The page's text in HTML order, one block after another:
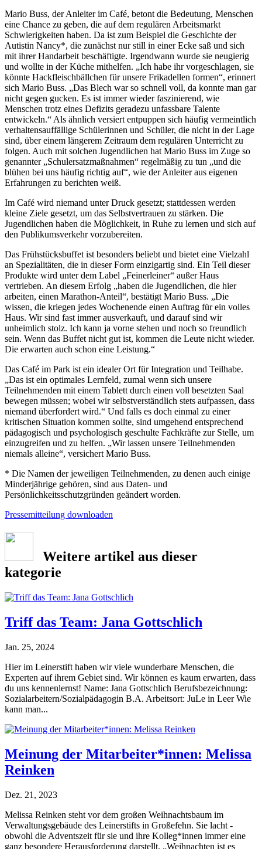
Mario Buss, der Anleiter im Café, betont die Bedeutung, Menschen
eine Chance zu geben, die auf dem regulären Arbeitsmarkt
Schwierigkeiten haben. Da ist zum Beispiel die Geschichte der
Autistin Nancy*, die zunächst nur still in einer Ecke saß und sich
mit ihrer Handarbeit beschäftigte. Irgendwann wurde sie neugierig
und wollte in der Küche mithelfen. „Ich habe ihr vorgeschlagen, sie
könnte Hackfleischbällchen für unsere Frikadellen formen“, erinnert
sich Mario Buss. „Das Blech war so schnell voll, da konnte man gar
nicht gegen gucken. Es ist immer wieder faszinierend, wie
Menschen trotz eines Defizits geradezu unfassbare Talente
entwickeln.“ Als ähnlich versiert entpuppen sich häufig vermeintlich
verhaltensauffällige Schülerinnen und Schüler, die nicht in der Lage
sind, über einem längerem Zeitraum dem regulären Unterricht zu
folgen. Auch mit solchen Jugendlichen hat Mario Buss im Zuge so
genannter „Schulersatzmaßnahmen“ regelmäßig zu tun „und die
blühen bei uns häufig richtig auf“, wie der Anleiter aus eigenen
Erfahrungen zu berichten weiß.
Im Café wird niemand unter Druck gesetzt; stattdessen werden
kleine Ziele gesetzt, um das Selbstvertrauen zu stärken. Die
Jugendlichen haben die Möglichkeit, in Ruhe zu lernen und sich auf
den Publikumsverkehr vorzubereiten.
Das Frühstücksbuffet ist besonders beliebt und bietet eine Vielzahl
an Spezialitäten, die in dieser Form einzigartig sind. Ein Teil dieser
Produkte wird unter dem Label „Feinerleiner“ außer Haus
vertrieben. An diesem Erfolg „haben die Jugendlichen, die hier
arbeiten, einen Marathon-Anteil“, bestätigt Mario Buss. „Die
wissen, die kriegen jedes Wochenende einen Auftrag für ein volles
Haus. Wir sind fast immer ausverkauft, und darauf sind wir
unheimlich stolz. Ich kann ja vorne stehen und noch so freundlich
sein. Wenn das Buffet nicht gut ist, kommen die Leute nicht wieder.
Die erwarten auch schon eine Leistung.“
Das Café im Park ist ein idealer Ort für Integration und Teilhabe.
„Das ist ein optimales Lernfeld, zumal wenn sich unsere
Teilnehmenden mit einem Tablett durch einen voll besetzten Saal
bewegen müssen; wobei wir selbstverständlich stets aufpassen, dass
niemand überfordert wird.“ Und falls es doch einmal zu einer
kritischen Situation kommen sollte, sind umgehend entsprechend
pädagogisch und psychologisch geschulte Fachkräfte zur Stelle, um
einzugreifen und zu helfen. „Wir lassen unsere Teilnehmenden
niemals alleine“, versichert Mario Buss.
* Die Namen der jeweiligen Teilnehmenden, zu denen auch einige
Minderjährige gehören, sind aus Daten- und
Persönlichkeitsschutzgründen geändert worden.
Pressemitteilung downloaden
Weitere artikel aus dieser
kategorie
Triff das Team: Jana Gottschlich
Jan. 25, 2024
Hier im Leinerstift haben wir viele wunderbare Menschen, die
Experten auf ihrem Gebiet sind. Wir können es kaum erwarten, dass
du uns kennenlernst! Name: Jana Gottschlich Berufsbezeichnung:
Sozialarbeitern/Sozialpädagogin B.A. Arbeitsort: JuLe in Leer Wie
kann man...
Meinung der Mitarbeiter*innen: Melissa
Reinken
Dez. 21, 2023
Melissa Reinken steht vor dem großen Weihnachtsbaum im
Verwaltungsgebäude des Leinerstifts in Großefehn. Sie lacht -
obwohl die Adventszeit für sie und ihre Kolleg*innen immer eine
ganz besondere Herausforderung darstellt. „Weihnachten ist es